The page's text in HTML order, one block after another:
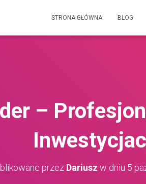
STRONA GŁÓWNA BLOG
–
przez Dariusz w dniu 5